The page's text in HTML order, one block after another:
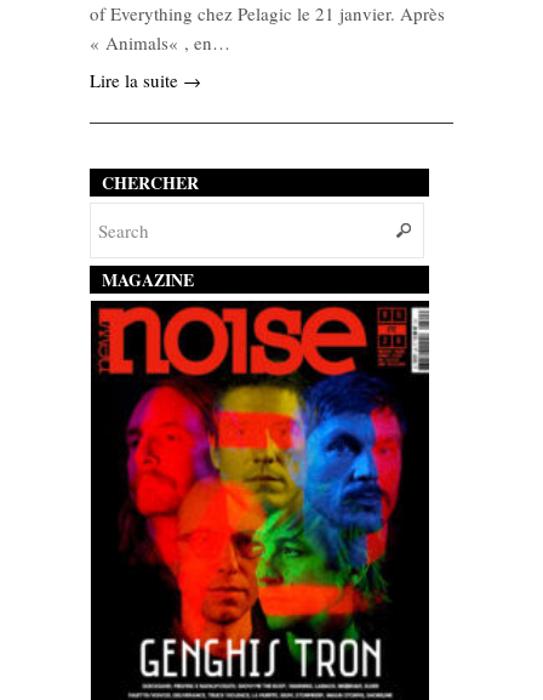
of Everything chez Pelagic le 21 janvier. Après
« Animals« , en…
Lire la suite →
CHERCHER
MAGAZINE